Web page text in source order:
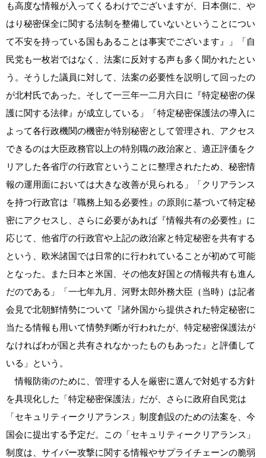
も高度な情報が入ってくるわけでございますが、日本側に、や
はり秘密保全に関する法制を整備していないということについ
て不安を持っている国もあることは事実でございます』」「自
民党も一枚岩ではなく、法案に反対する声も多く聞かれたとい
う。そうした議員に対して、法案の必要性を説明して回ったの
が北村氏であった。そして一三年一二月六日に『特定秘密の保
護に関する法律』が成立している」「特定秘密保護法の導入に
よって各行政機関の機密が特別秘密として管理され、アクセス
できるのは大臣政務官以上の特別職の政治家と、適正評価をク
リアした各省庁の行政官ということに整理されたため、秘密情
報の運用面においては大きな改善が見られる」「クリアランス
を持つ行政官は『職務上知る必要性』の原則に基づいて特定秘
密にアクセスし、さらに必要があれば『情報共有の必要性』に
応じて、他省庁の行政官や上記の政治家と特定秘密を共有する
という、欧米諸国では日常的に行われていることが初めて可能
となった。また日本と米国、その他友好国との情報共有も進ん
だのである」「一七年九月、河野太郎外務大臣（当時）は記者
会見で北朝鮮情勢について『諸外国から提供された特定秘密に
当たる情報も用いて情勢判断が行われたが、特定秘密保護法が
なければわが国と共有されなかったものもあった』と評価して
いる」という。
情報防衛のために、管理する人を厳密に選んで対処する方針
を具現化した「特定秘密保護法」だが、さらに政府自民党は
「セキュリティークリアランス」制度創設のための法案を、今
国会に提出する予定だ。この「セキュリティークリアランス」
制度は、サイバー攻撃に関する情報やサプライチェーンの脆弱